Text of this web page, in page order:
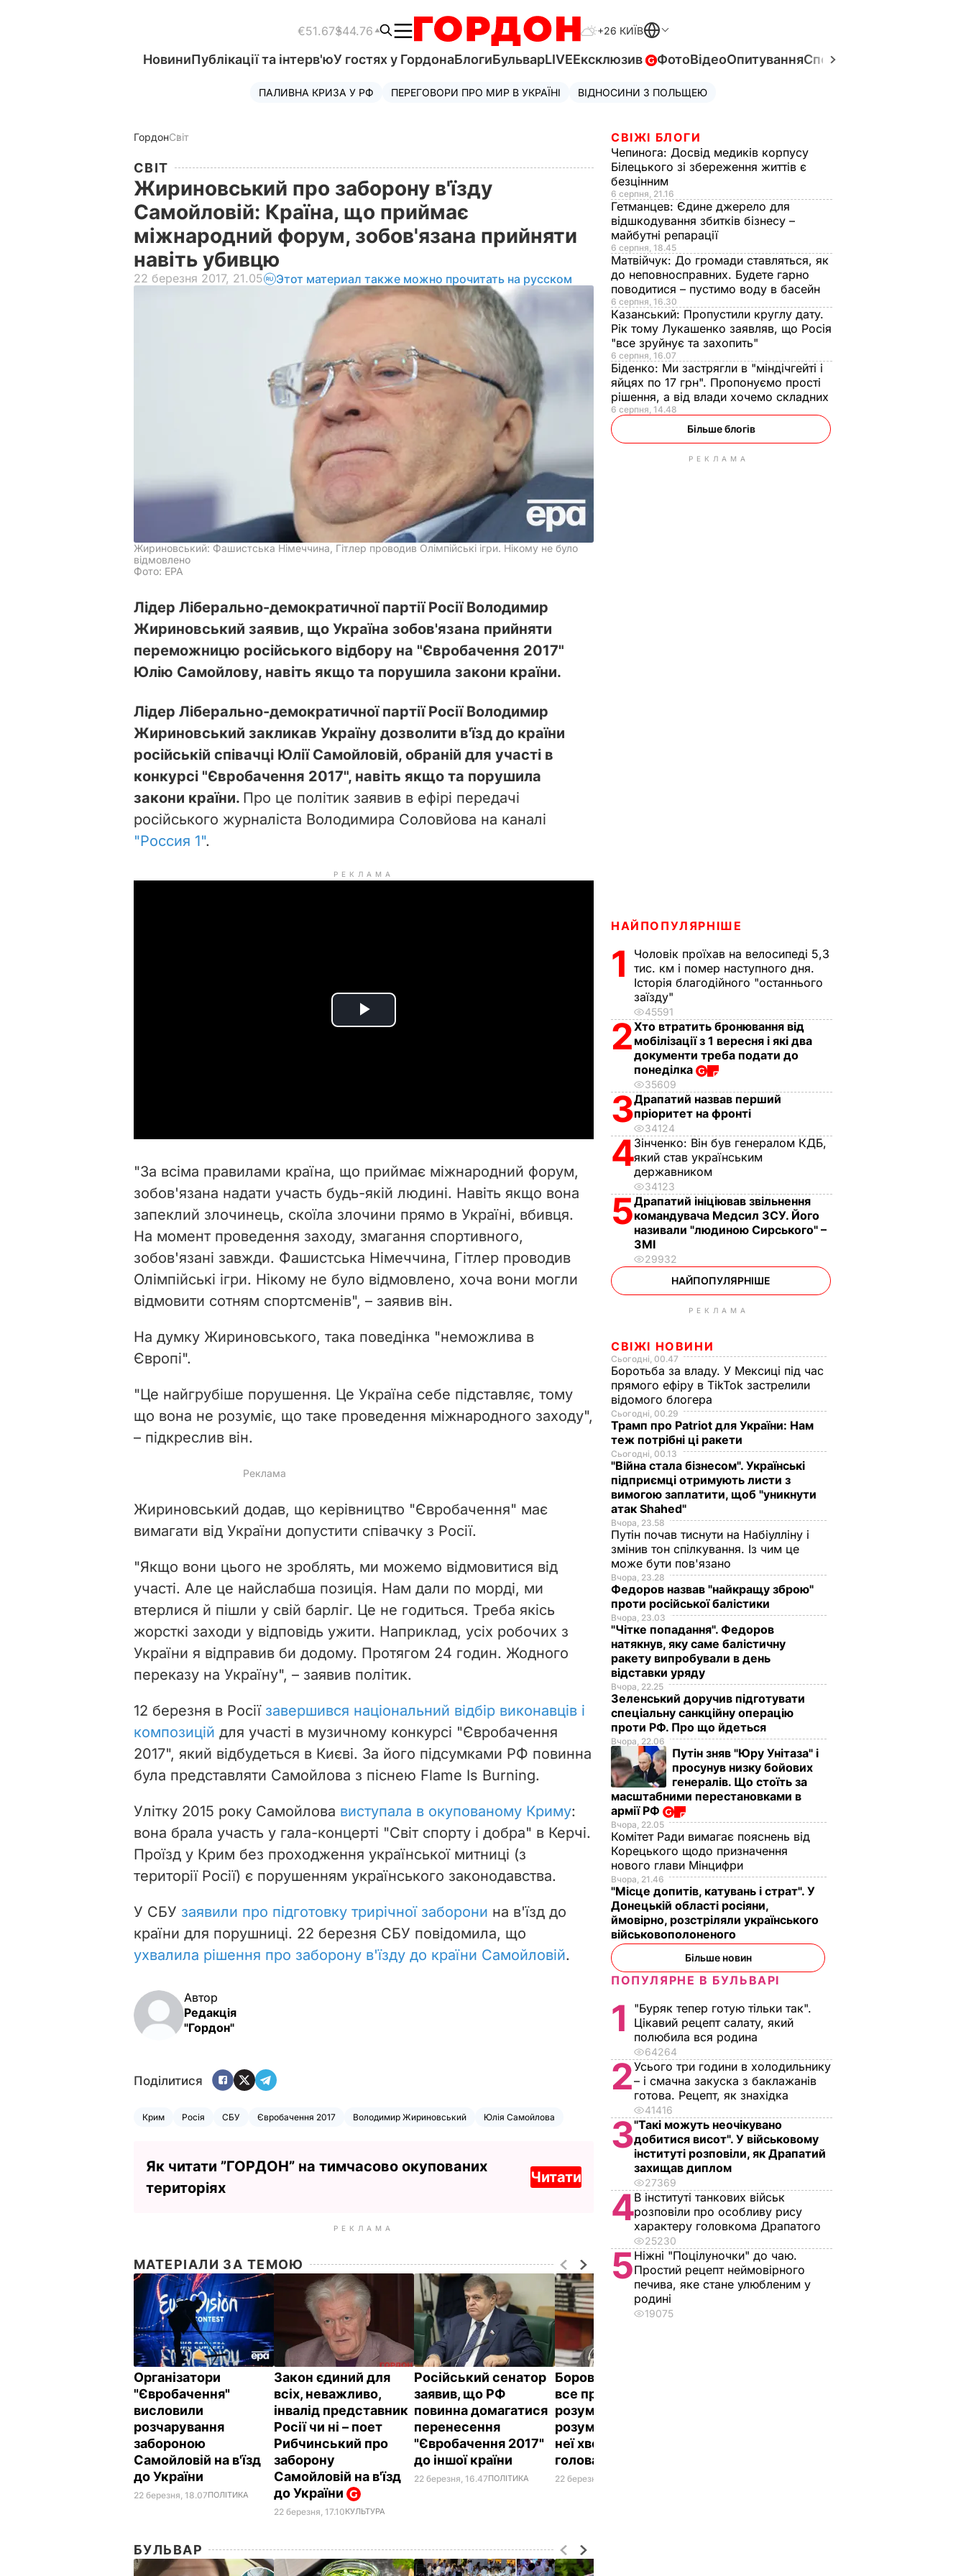
€51.67$44.76 +26 КИЇВ
НовиниПублікації та інтерв'юУ гостях у ГордонаБлогиБульварLIVEЕксклюзив ФотоВідеоОпитуванняСпецпроєкти
ПАЛИВНА КРИЗА У РФ ПЕРЕГОВОРИ ПРО МИР В УКРАЇНІ ВІДНОСИНИ З ПОЛЬЩЕЮ
ГордонСвіт
СВІТ
Жириновський про заборону в'їзду
Самойловій: Країна, що приймає
міжнародний форум, зобов'язана прийняти
навіть убивцю
22 березня 2017, 21.05 Этот материал также можно прочитать на русском
Жириновський: Фашистська Німеччина, Гітлер проводив Олімпійські ігри. Нікому не було
відмовлено
Фото: EPA
Лідер Ліберально-демократичної партії Росії Володимир
Жириновський заявив, що Україна зобов'язана прийняти
переможницю російського відбору на "Євробачення 2017"
Юлію Самойлову, навіть якщо та порушила закони країни.
Лідер Ліберально-демократичної партії Росії Володимир
Жириновський закликав Україну дозволити в'їзд до країни
російській співачці Юлії Самойловій, обраній для участі в
конкурсі "Євробачення 2017", навіть якщо та порушила
закони країни. Про це політик заявив в ефірі передачі
російського журналіста Володимира Соловйова на каналі
"Россия 1".
РЕКЛАМА
P
i
d
e
o
"За всіма правилами країна, що приймає міжнародний форум,
зобов'язана надати участь будь-якій людині. Навіть якщо вона
запеклий злочинець, скоїла злочини прямо в Україні, вбивця.
На момент проведення заходу, змагання спортивного,
зобов'язані завжди. Фашистська Німеччина, Гітлер проводив
Олімпійські ігри. Нікому не було відмовлено, хоча вони могли
відмовити сотням спортсменів", – заявив він.
На думку Жириновського, така поведінка "неможлива в
Європі".
"Це найгрубіше порушення. Це Україна себе підставляє, тому
що вона не розуміє, що таке проведення міжнародного заходу",
– підкреслив він.
Жириновський додав, що керівництво "Євробачення" має
вимагати від України допустити співачку з Росії.
"Якщо вони цього не зроблять, ми можемо відмовитися від
участі. Але це найслабша позиція. Нам дали по морді, ми
втерлися й пішли у свій барліг. Це не годиться. Треба якісь
жорсткі заходи у відповідь ужити. Наприклад, усіх робочих з
України я відправив би додому. Протягом 24 годин. Жодного
переказу на Україну", – заявив політик.
12 березня в Росії завершився національний відбір виконавців і
композицій для участі в музичному конкурсі "Євробачення
2017", який відбудеться в Києві. За його підсумками РФ повинна
була представляти Самойлова з піснею Flame Is Burning.
Улітку 2015 року Самойлова виступала в окупованому Криму:
вона брала участь у гала-концерті "Світ спорту і добра" в Керчі.
Проїзд у Крим без проходження української митниці (з
території Росії) є порушенням українського законодавства.
У СБУ заявили про підготовку трирічної заборони на в'їзд до
країни для порушниці. 22 березня СБУ повідомила, що
ухвалила рішення про заборону в'їзду до країни Самойловій.
Автор
Редакція
"Гордон"
Поділитися
Крим Росія СБУ Євробачення 2017 Володимир Жириновський Юлія Самойлова
Як читати ”ГОРДОН” на тимчасово окупованих
територіях
Читати
РЕКЛАМА
МАТЕРІАЛИ ЗА ТЕМОЮ
Організатори
"Євробачення"
висловили
розчарування
забороною
Самойловій на в'їзд
до України
22 березня, 18.07ПОЛІТИКА
Закон єдиний для
всіх, неважливо,
інвалід представник
Росії чи ні – поет
Рибчинський про
заборону
Самойловій на в'їзд
до України
22 березня, 17.10КУЛЬТУРА
Російський сенатор
заявив, що РФ
повинна домагатися
перенесення
"Євробачення 2017"
до іншої країни
22 березня, 16.47ПОЛІТИКА
Боровий:
все прекрасно
розуміла, вона не
розумово відстала. У
неї хворі ноги, а не
голова
22 березня, 16.37
БУЛЬВАР
СВІЖІ БЛОГИ
Чепинога: Досвід медиків корпусу
Білецького зі збереження життів є
безцінним
6 серпня, 21.16
Гетманцев: Єдине джерело для
відшкодування збитків бізнесу –
майбутні репарації
6 серпня, 18.45
Матвійчук: До громади ставляться, як
до неповносправних. Будете гарно
поводитися – пустимо воду в басейн
6 серпня, 16.30
Казанський: Пропустили круглу дату.
Рік тому Лукашенко заявляв, що Росія
"все зруйнує та захопить"
6 серпня, 16.07
Біденко: Ми застрягли в "міндічгейті і
яйцях по 17 грн". Пропонуємо прості
рішення, а від влади хочемо складних
6 серпня, 14.48
Більше блогів
РЕКЛАМА
НАЙПОПУЛЯРНІШЕ
1
Чоловік проїхав на велосипеді 5,3
тис. км і помер наступного дня.
Історія благодійного "останнього
заїзду"
45591
2Хто втратить бронювання від
мобілізації з 1 вересня і які два
документи треба подати до
понеділка
35609
3Драпатий назвав перший
пріоритет на фронті
34124
4Зінченко: Він був генералом КДБ,
який став українським
державником
34123
5Драпатий ініціював звільнення
командувача Медсил ЗСУ. Його
називали "людиною Сирського" –
ЗМІ
29932
НАЙПОПУЛЯРНІШЕ
РЕКЛАМА
СВІЖІ НОВИНИ
Сьогодні, 00.47
Боротьба за владу. У Мексиці під час
прямого ефіру в TikTok застрелили
відомого блогера
Сьогодні, 00.29
Трамп про Patriot для України: Нам
теж потрібні ці ракети
Сьогодні, 00.13
"Війна стала бізнесом". Українські
підприємці отримують листи з
вимогою заплатити, щоб "уникнути
атак Shahed"
Вчора, 23.58
Путін почав тиснути на Набіулліну і
змінив тон спілкування. Із чим це
може бути пов'язано
Вчора, 23.28
Федоров назвав "найкращу зброю"
проти російської балістики
Вчора, 23.03
"Чітке попадання". Федоров
натякнув, яку саме балістичну
ракету випробували в день
відставки уряду
Вчора, 22.25
Зеленський доручив підготувати
спеціальну санкційну операцію
проти РФ. Про що йдеться
Вчора, 22.06
Путін зняв "Юру Унітаза" і
просунув низку бойових
генералів. Що стоїть за
масштабними перестановками в
армії РФ
Вчора, 22.05
Комітет Ради вимагає пояснень від
Корецького щодо призначення
нового глави Мінцифри
Вчора, 21.46
"Місце допитів, катувань і страт". У
Донецькій області росіяни,
ймовірно, розстріляли українського
військовополоненого
Більше новин
ПОПУЛЯРНЕ В БУЛЬВАРІ
1
"Буряк тепер готую тільки так".
Цікавий рецепт салату, який
полюбила вся родина
64264
2Усього три години в холодильнику
– і смачна закуска з баклажанів
готова. Рецепт, як знахідка
41416
3"Такі можуть неочікувано
добитися висот". У військовому
інституті розповіли, як Драпатий
захищав диплом
27369
4В інституті танкових військ
розповіли про особливу рису
характеру головкома Драпатого
25230
5Ніжні "Поцілуночки" до чаю.
Простий рецепт неймовірного
печива, яке стане улюбленим у
родині
19075